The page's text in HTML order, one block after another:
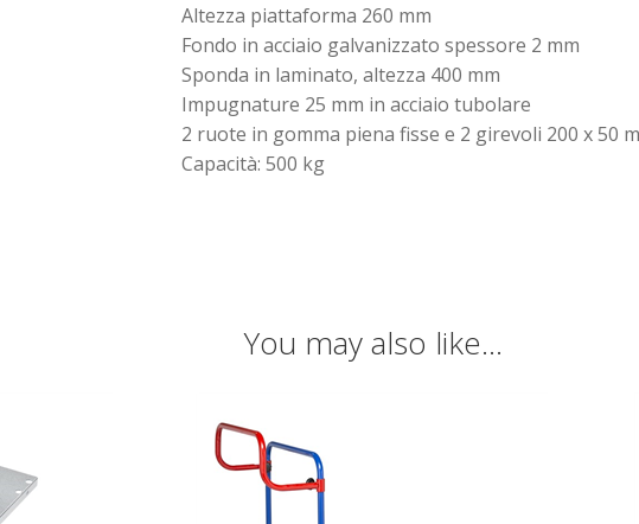
Altezza piattaforma 260 mm
Fondo in acciaio galvanizzato spessore 2 mm
Sponda in laminato, altezza 400 mm
Impugnature 25 mm in acciaio tubolare
2 ruote in gomma piena fisse e 2 girevoli 200 x 50
Capacità: 500 kg
You may also like…